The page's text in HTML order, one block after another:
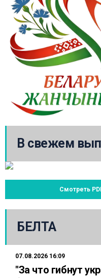
В свежем
Смотреть
БЕЛТА
07.08.2026 16:09
"За что гибнут